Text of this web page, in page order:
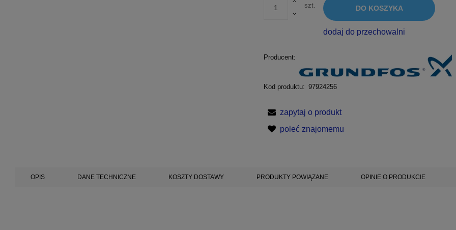
szt. DO KOSZYKA
dodaj do przechowalni
Producent:
Kod produktu: 97924256
zapytaj o produkt
poleć znajomemu
OPIS DANE TECHNICZNE KOSZTY DOSTAWY PRODUKTY POWIĄZANE OPINIE O PRODUKCIE